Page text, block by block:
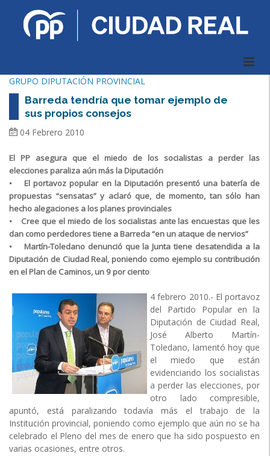
GRUPO DIPUTACIÓN PROVINCIAL
Barreda tendría que tomar ejemplo de
sus propios consejos
04 Febrero 2010
El PP asegura que el miedo de los socialistas a perder las
elecciones paraliza aún más la Diputación
• El portavoz popular en la Diputación presentó una batería de
propuestas “sensatas” y aclaró que, de momento, tan sólo han
hecho alegaciones a los planes provinciales
• Cree que el miedo de los socialistas ante las encuestas que les
dan como perdedores tiene a Barreda “en un ataque de nervios”
• Martín-Toledano denunció que la Junta tiene desatendida a la
Diputación de Ciudad Real, poniendo como ejemplo su contribución
en el Plan de Caminos, un 9 por ciento
4 febrero 2010.- El portavoz
del Partido Popular en la
Diputación de Ciudad Real,
José Alberto Martín-
Toledano, lamentó hoy que
el miedo que están
evidenciando los socialistas
a perder las elecciones, por
otro lado compresible,
apuntó, está paralizando todavía más el trabajo de la
Institución provincial, poniendo como ejemplo que aún no se ha
celebrado el Pleno del mes de enero que ha sido pospuesto en
varias ocasiones, entre otros.